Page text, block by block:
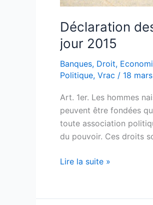
Déclaration
jour 2015
Banques, Droit,
Politique, Vrac / 18
Art. 1er. Les hommes
peuvent être fondées
toute association
du pouvoir. Ces droits
Déclaration
de
Lire la suite »